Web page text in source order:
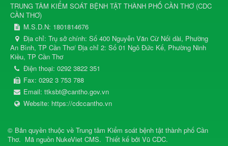
TRUNG TÂM KIỂM SOÁT BỆNH TẬT THÀNH PHỐ CẦN THƠ (CDC
CẦN THƠ)
M.S.D.N: 1801814676
Địa chỉ: Trụ sở chính: Số 400 Nguyễn Văn Cừ Nối dài, Phường
An Bình, TP Cần Thơ/ Địa chỉ 2: Số 01 Ngô Đức Kế, Phường Ninh
Kiều, TP Cần Thơ
Điện thoại: 0292 3822 351
Fax: 0292 3 753 788
Email: ttksbt@cantho.gov.vn
Website: https://cdccantho.vn
© Bản quyền thuộc về Trung tâm Kiểm soát bệnh tật thành phố Cần
Thơ. Mã nguồn NukeViet CMS. Thiết kế bởi Vũ CDC.